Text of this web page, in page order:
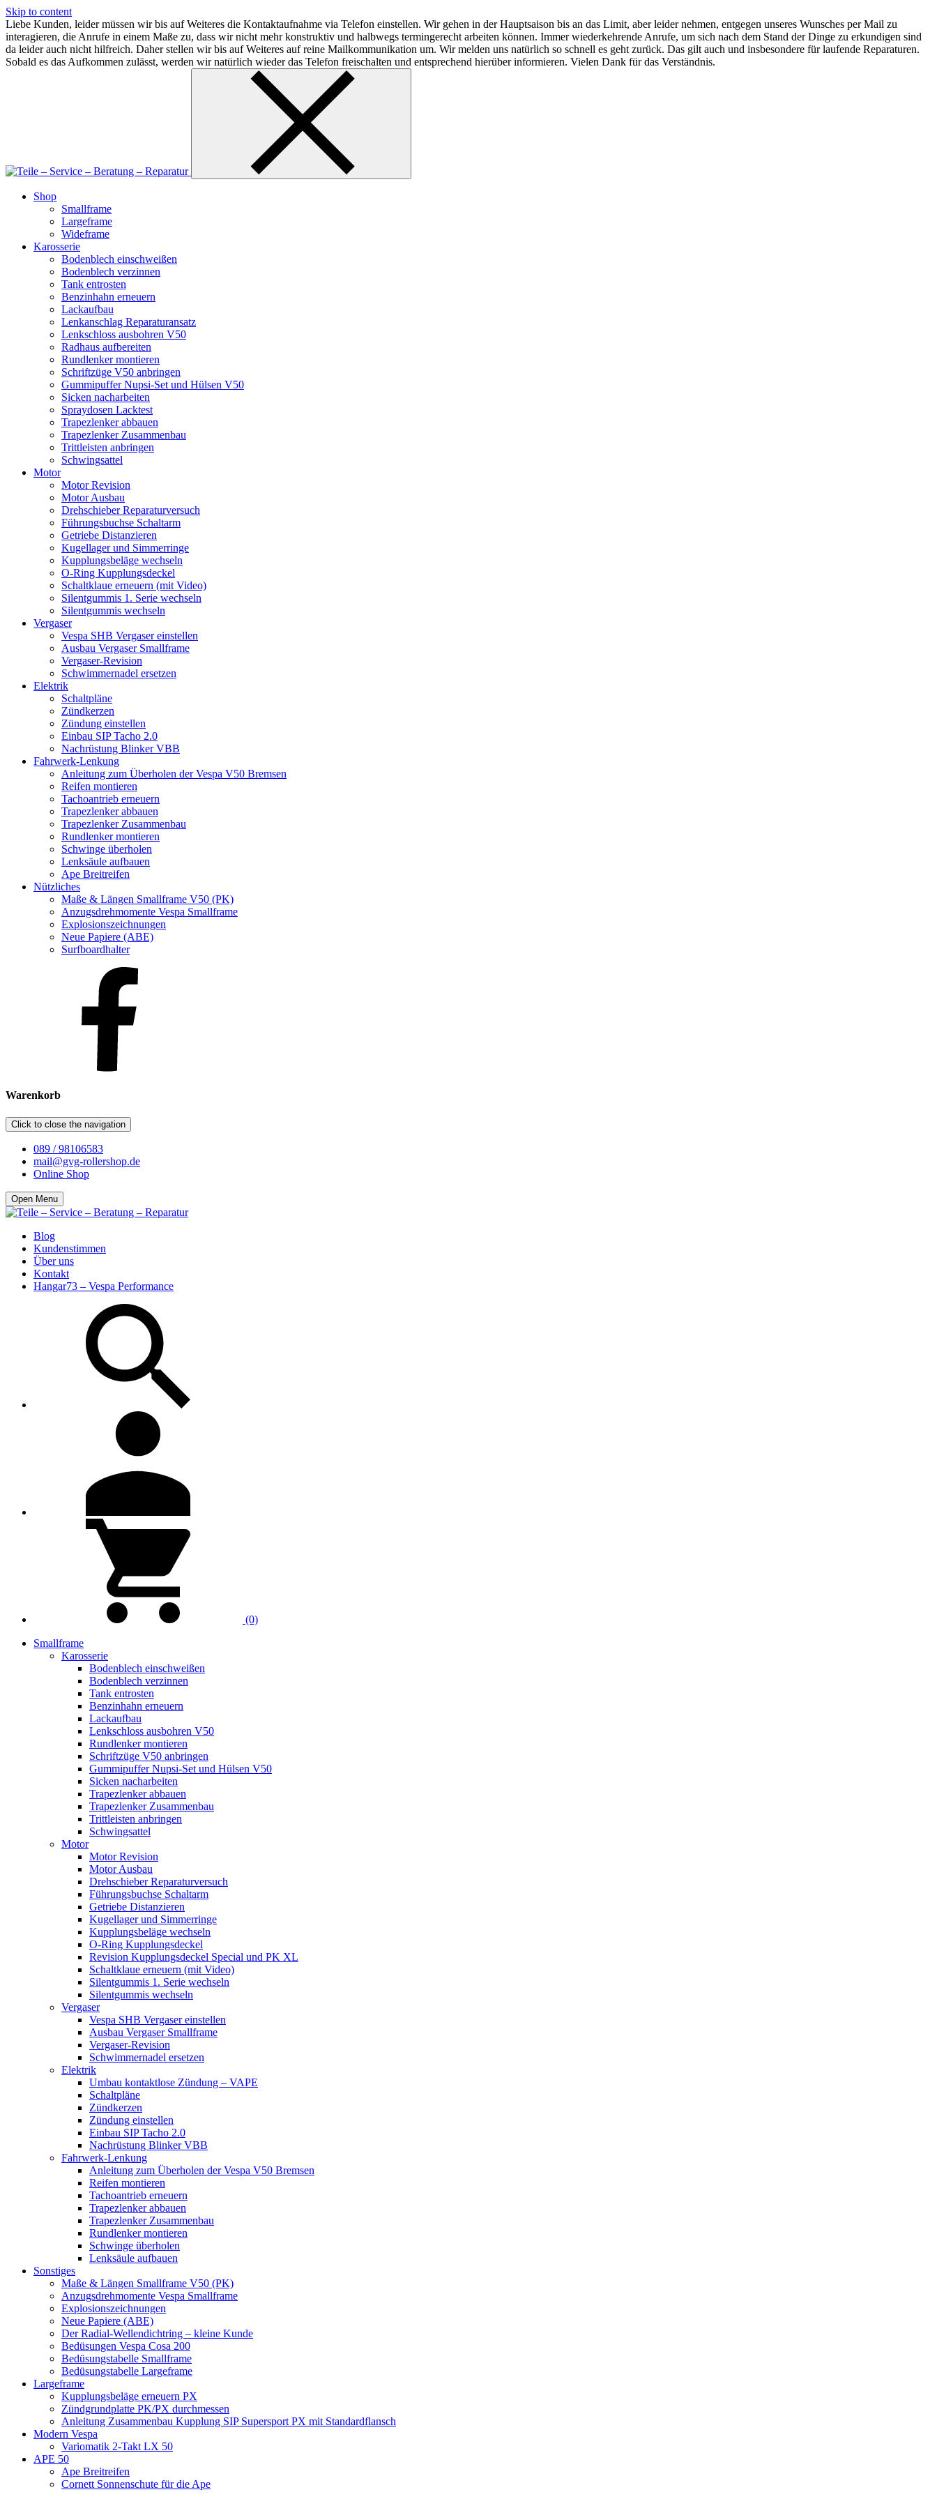
Skip to content
Liebe Kunden, leider müssen wir bis auf Weiteres die Kontaktaufnahme via Telefon einstellen. Wir gehen in der Hauptsaison bis an das Limit, aber leider nehmen, entgegen unseres Wunsches per Mail zu
interagieren, die Anrufe in einem Maße zu, dass wir nicht mehr konstruktiv und halbwegs termingerecht arbeiten können. Immer wiederkehrende Anrufe, um sich nach dem Stand der Dinge zu erkundigen sind
da leider auch nicht hilfreich. Daher stellen wir bis auf Weiteres auf reine Mailkommunikation um. Wir melden uns natürlich so schnell es geht zurück. Das gilt auch und insbesondere für laufende Reparaturen.
Sobald es das Aufkommen zulässt, werden wir natürlich wieder das Telefon freischalten und entsprechend hierüber informieren. Vielen Dank für das Verständnis.
Shop
Smallframe
Largeframe
Wideframe
Karosserie
Bodenblech einschweißen
Bodenblech verzinnen
Tank entrosten
Benzinhahn erneuern
Lackaufbau
Lenkanschlag Reparaturansatz
Lenkschloss ausbohren V50
Radhaus aufbereiten
Rundlenker montieren
Schriftzüge V50 anbringen
Gummipuffer Nupsi-Set und Hülsen V50
Sicken nacharbeiten
Spraydosen Lacktest
Trapezlenker abbauen
Trapezlenker Zusammenbau
Trittleisten anbringen
Schwingsattel
Motor
Motor Revision
Motor Ausbau
Drehschieber Reparaturversuch
Führungsbuchse Schaltarm
Getriebe Distanzieren
Kugellager und Simmerringe
Kupplungsbeläge wechseln
O-Ring Kupplungsdeckel
Schaltklaue erneuern (mit Video)
Silentgummis 1. Serie wechseln
Silentgummis wechseln
Vergaser
Vespa SHB Vergaser einstellen
Ausbau Vergaser Smallframe
Vergaser-Revision
Schwimmernadel ersetzen
Elektrik
Schaltpläne
Zündkerzen
Zündung einstellen
Einbau SIP Tacho 2.0
Nachrüstung Blinker VBB
Fahrwerk-Lenkung
Anleitung zum Überholen der Vespa V50 Bremsen
Reifen montieren
Tachoantrieb erneuern
Trapezlenker abbauen
Trapezlenker Zusammenbau
Rundlenker montieren
Schwinge überholen
Lenksäule aufbauen
Ape Breitreifen
Nützliches
Maße & Längen Smallframe V50 (PK)
Anzugsdrehmomente Vespa Smallframe
Explosionszeichnungen
Neue Papiere (ABE)
Surfboardhalter
Warenkorb
Click to close the navigation
089 / 98106583
mail@gvg-rollershop.de
Online Shop
Open Menu
Blog
Kundenstimmen
Über uns
Kontakt
Hangar73 – Vespa Performance
(0)
Smallframe
Karosserie
Bodenblech einschweißen
Bodenblech verzinnen
Tank entrosten
Benzinhahn erneuern
Lackaufbau
Lenkschloss ausbohren V50
Rundlenker montieren
Schriftzüge V50 anbringen
Gummipuffer Nupsi-Set und Hülsen V50
Sicken nacharbeiten
Trapezlenker abbauen
Trapezlenker Zusammenbau
Trittleisten anbringen
Schwingsattel
Motor
Motor Revision
Motor Ausbau
Drehschieber Reparaturversuch
Führungsbuchse Schaltarm
Getriebe Distanzieren
Kugellager und Simmerringe
Kupplungsbeläge wechseln
O-Ring Kupplungsdeckel
Revision Kupplungsdeckel Special und PK XL
Schaltklaue erneuern (mit Video)
Silentgummis 1. Serie wechseln
Silentgummis wechseln
Vergaser
Vespa SHB Vergaser einstellen
Ausbau Vergaser Smallframe
Vergaser-Revision
Schwimmernadel ersetzen
Elektrik
Umbau kontaktlose Zündung – VAPE
Schaltpläne
Zündkerzen
Zündung einstellen
Einbau SIP Tacho 2.0
Nachrüstung Blinker VBB
Fahrwerk-Lenkung
Anleitung zum Überholen der Vespa V50 Bremsen
Reifen montieren
Tachoantrieb erneuern
Trapezlenker abbauen
Trapezlenker Zusammenbau
Rundlenker montieren
Schwinge überholen
Lenksäule aufbauen
Sonstiges
Maße & Längen Smallframe V50 (PK)
Anzugsdrehmomente Vespa Smallframe
Explosionszeichnungen
Neue Papiere (ABE)
Der Radial-Wellendichtring – kleine Kunde
Bedüsungen Vespa Cosa 200
Bedüsungstabelle Smallframe
Bedüsungstabelle Largeframe
Largeframe
Kupplungsbeläge erneuern PX
Zündgrundplatte PK/PX durchmessen
Anleitung Zusammenbau Kupplung SIP Supersport PX mit Standardflansch
Modern Vespa
Variomatik 2-Takt LX 50
APE 50
Ape Breitreifen
Cornett Sonnenschute für die Ape